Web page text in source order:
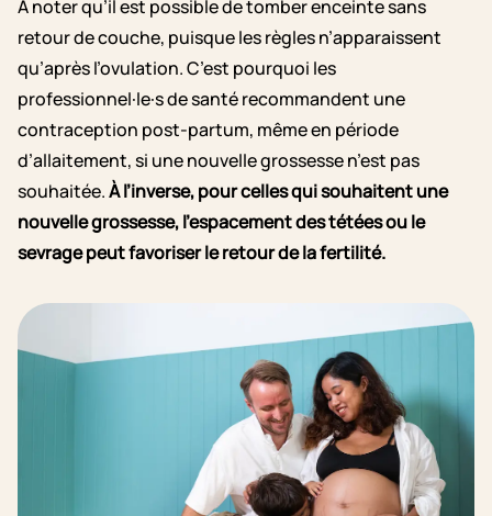
À noter qu’il est possible de tomber enceinte sans
retour de couche, puisque les règles n’apparaissent
qu’après l’ovulation. C’est pourquoi les
professionnel·le·s de santé recommandent une
contraception post-partum, même en période
d’allaitement, si une nouvelle grossesse n’est pas
souhaitée.À l’inverse, pour celles qui souhaitent une
nouvelle grossesse, l’espacement des tétées ou le
sevrage peut favoriser le retour de la fertilité.